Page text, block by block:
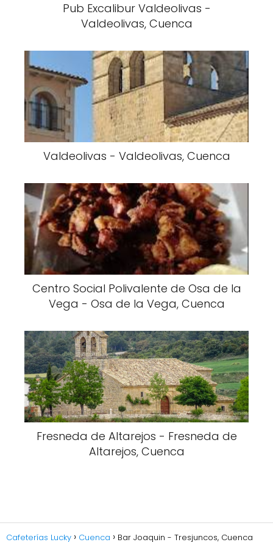
Pub Excalibur Valdeolivas -
Valdeolivas, Cuenca
Valdeolivas - Valdeolivas, Cuenca
Centro Social Polivalente de Osa de la
Vega - Osa de la Vega, Cuenca
Fresneda de Altarejos - Fresneda de
Altarejos, Cuenca
Cafeterías Lucky Cuenca Bar Joaquin - Tresjuncos, Cuenca